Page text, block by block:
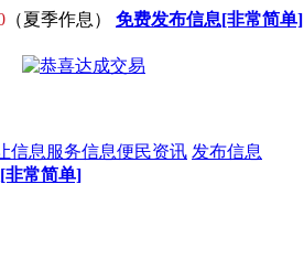
（夏季作息） 免费发布信息[非常简单]
信息 服务信息便民资讯 发布信息
非常简单]